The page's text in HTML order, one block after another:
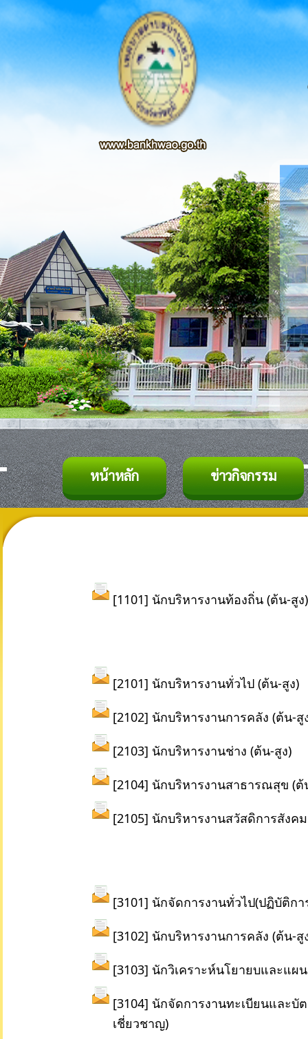
หน้าหลัก ข่าวกิจกรรม
[1101] นักบริหารงานท้องถิ่น (ต้น-สูง)
[2101] นักบริหารงานทั่วไป (ต้น-สูง)
[2102] นักบริหารงานการคลัง (ต้น-สู
[2103] นักบริหารงานช่าง (ต้น-สูง)
[2104] นักบริหารงานสาธารณสุข (ต้
[2105] นักบริหารงานสวัสดิการสังค
[3101] นักจัดการงานทั่วไป(ปฏิบัติก
[3102] นักบริหารงานการคลัง (ต้น-สู
[3103] นักวิเคราะห์นโยายบและแผ
[3104] นักจัดการงานทะเบียนและบั
เชี่ยวชาญ)